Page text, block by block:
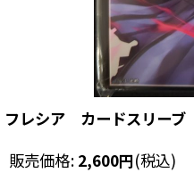
フレシア カードスリー
販売価格: 2,600円(税込)